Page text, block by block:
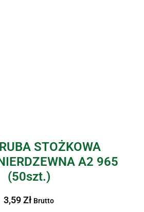
STOŻKOWA
A2 965
(50szt.)
3,59Zł Brutto